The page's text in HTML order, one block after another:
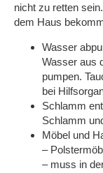
nicht zu retten
dem Haus
Wasser
Wasser aus
pumpen.
bei
Schlamm
Schlamm
Möbel und
–
– muss in